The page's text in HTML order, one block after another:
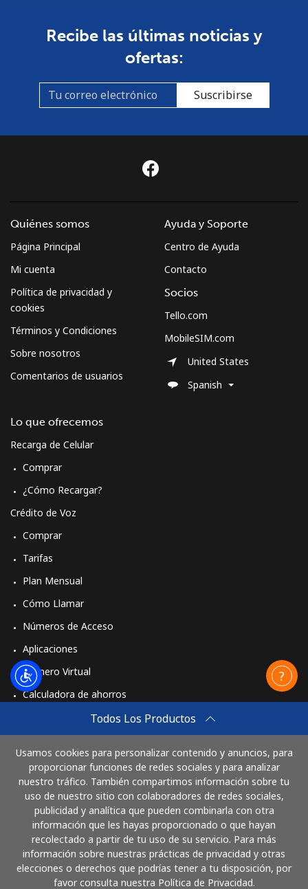
Recibe las últimas noticias y
ofertas:
Suscribirse
Todos Los Productos
Usamos cookies para personalizar contenido y anuncios, para
proporcionar funciones de redes sociales y para analizar
nuestro tráfico. También compartimos información sobre tu
uso de nuestro sitio con colaboradores de redes sociales,
publicidad y analítica que pueden combinarla con otra
información que les hayas proporcionado o que hayan
recolectado a partir de tu uso de su servicio. Para más
información sobre nuestras prácticas de privacidad y otras
elecciones o derechos que podrías tener a tu disposición, por
favor consulta nuestra Política de Privacidad.
Quiénes somos
Página Principal
Mi cuenta
Política de privacidad y
cookies
Términos y Condiciones
Sobre nosotros
Comentarios de usuarios
Lo que ofrecemos
Recarga de Celular
Comprar
¿Cómo Recargar?
Crédito de Voz
Comprar
Tarifas
Plan Mensual
Cómo Llamar
Números de Acceso
Aplicaciones
Número Virtual
Calculadora de ahorros
Comprar
Cómo funciona
Ayuda y Soporte
Centro de Ayuda
Contacto
Socios
Tello.com
MobileSIM.com
United States
Spanish
Paga con